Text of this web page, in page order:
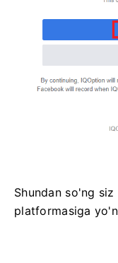
Shundan so'ng
platformasiga